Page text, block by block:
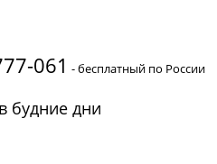
061 - бесплатный по России
будние дни